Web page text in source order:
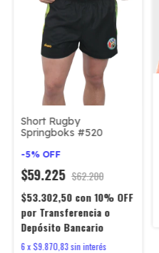
Short Rugby
Springboks #520
-5% OFF
$59.225 $62.200
$53.302,50 con10% OFF
por Transferencia o
Depósito Bancario
6x $9.870,83sin interés